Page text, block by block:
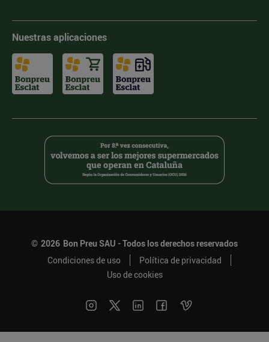
Nuestras aplicaciones
© 2026 Bon Preu SAU - Todos los derechos reservados
Condiciones de uso
Política de privacidad
Uso de cookies